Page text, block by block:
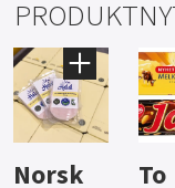
Knalltall